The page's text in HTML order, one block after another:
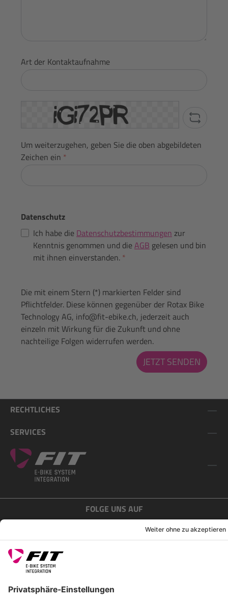
Art der Kontaktaufnahme
Um weiterzugehen, geben Sie die oben abgebildeten
Zeichen ein *
Datenschutz
Ich habe die Datenschutzbestimmungen zur
Kenntnis genommen und dieAGB gelesen und bin
mit ihnen einverstanden. *
Die mit einem Stern (*) markierten Felder sind
Pflichtfelder. Diese können gegenüber der Rotax Bike
Technology AG, info@fit-ebike.ch, jederzeit auch
einzeln mit Wirkung für die Zukunft und ohne
nachteilige Folgen widerrufen werden.
JETZT SENDEN
RECHTLICHES
SERVICES
FOLGE UNS AUF
*Unverbindliche Preisempfehlung inkl. MwSt. zzgl. Versandkosten
Rotax Bike Technology AG © 2025